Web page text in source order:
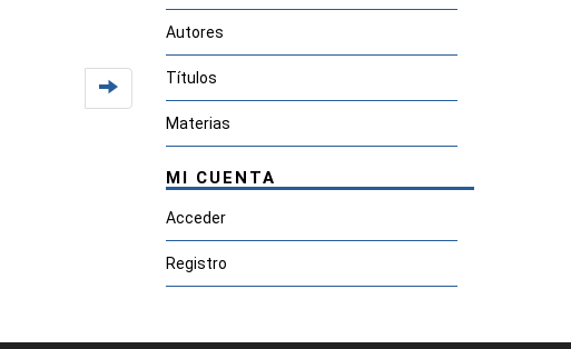
Autores
Títulos
Materias
MI CUENTA
Acceder
Registro